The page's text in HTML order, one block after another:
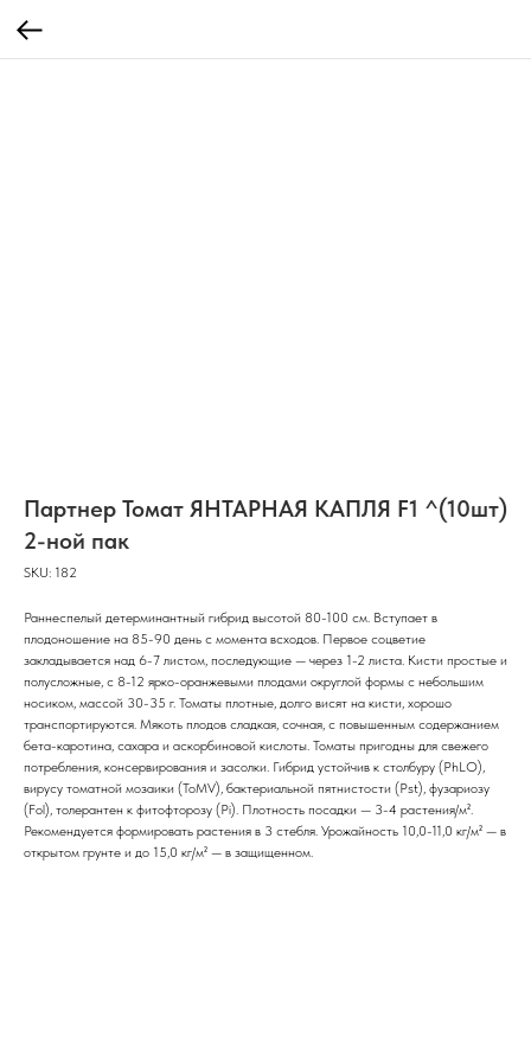
Партнер Томат ЯНТАРНАЯ КАПЛЯ F1 ^(10шт)
2-ной пак
SKU: 182
Раннеспелый детерминантный гибрид высотой 80-100 см. Вступает в
плодоношение на 85-90 день с момента всходов. Первое соцветие
закладывается над 6-7 листом, последующие — через 1-2 листа. Кисти простые и
полусложные, с 8-12 ярко-оранжевыми плодами округлой формы с небольшим
носиком, массой 30-35 г. Томаты плотные, долго висят на кисти, хорошо
транспортируются. Мякоть плодов сладкая, сочная, с повышенным содержанием
бета-каротина, сахара и аскорбиновой кислоты. Томаты пригодны для свежего
потребления, консервирования и засолки. Гибрид устойчив к столбуру (PhLO),
вирусу томатной мозаики (ToMV), бактериальной пятнистости (Pst), фузариозу
(Fol), толерантен к фитофторозу (Pi). Плотность посадки — 3-4 растения/м².
Рекомендуется формировать растения в 3 стебля. Урожайность 10,0-11,0 кг/м² — в
открытом грунте и до 15,0 кг/м² — в защищенном.